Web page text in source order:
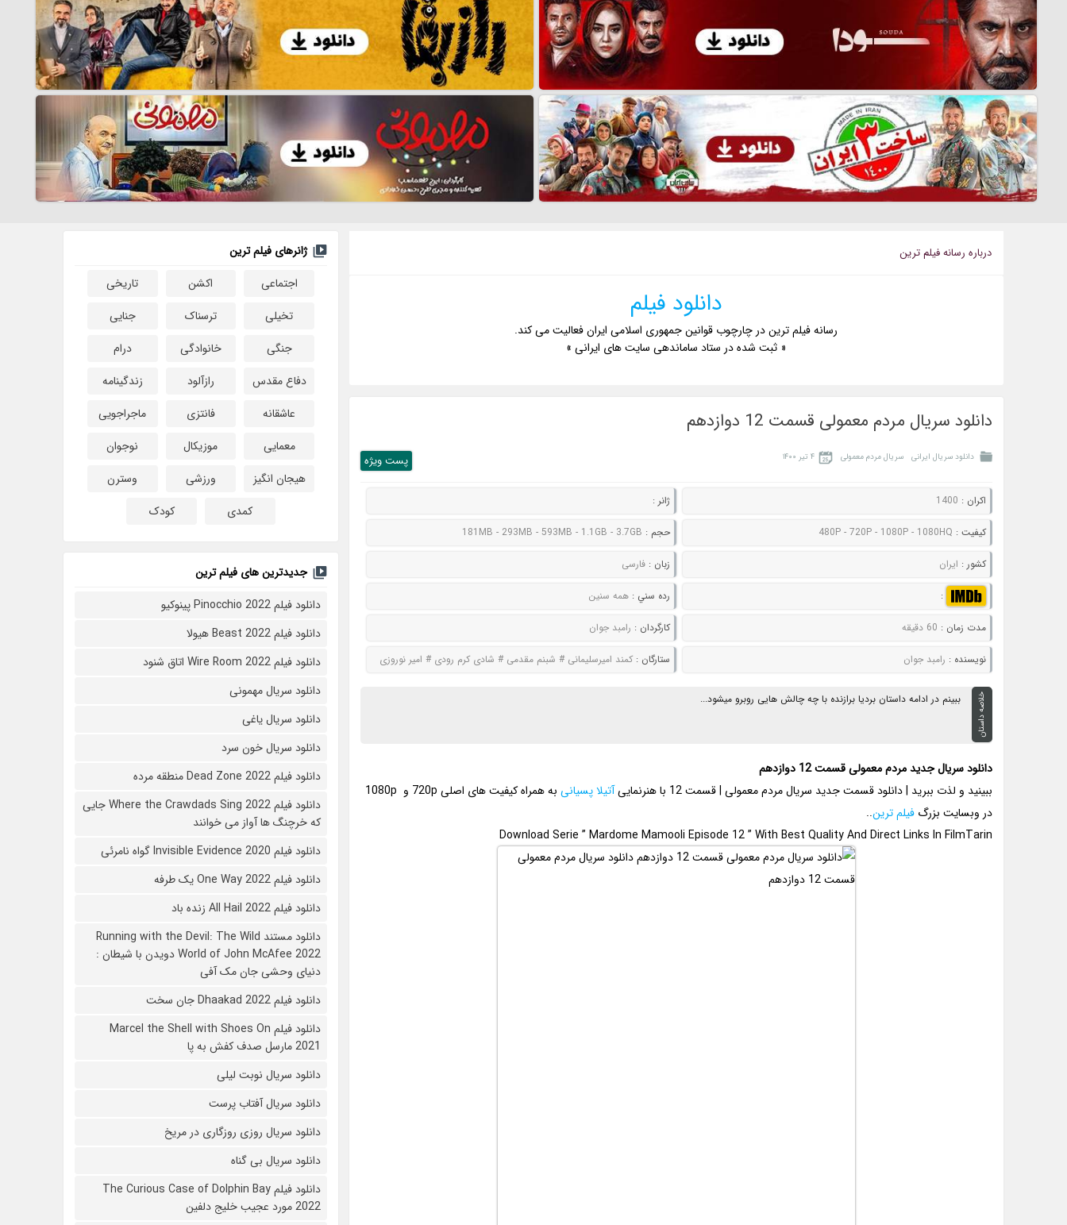
درباره رسانه فيلم ترين
دانلود فیلم
رسانه فیلم ترین در چارچوب قوانین جمهوری اسلامی ایران فعالیت می کند.
« ثبت شده در ستاد ساماندهی سایت های ایرانی »
دانلود سریال مردم معمولی قسمت 12 دوازدهم
دانلود سریال ایرانی سریال مردم معمولی ۴ تیر ۱۴۰۰ پست ويژه
اکران : 1400 ژانر :
کيفيت : 480P - 720P - 1080P - 1080HQ حجم : 181MB - 293MB - 593MB - 1.1GB - 3.7GB
کشور : ایران زبان :فارسی
: رده سني :همه سنین
مدت زمان : 60 دقیقه کارگردان : رامبد جوان
نويسنده : رامبد جوان ستارگان :کمند امیرسلیمانی # شبنم مقدمی # شادی کرم رودی # امیر نوروزی
خلاصه داستان ببینم در ادامه داستان بردیا برازنده با چه چالش هایی روبرو میشود...
دانلود سریال جدید مردم معمولی قسمت 12 دوازدهم
ببینید و لذت ببرید | دانلود قسمت جدید سریال مردم معمولی | قسمت 12 با هنرنمایی
آتیلا پسیانی
به همراه کیفیت های اصلی 720p و 1080p
در وبسایت بزرگفیلم ترین..
Download Serie ” Mardome Mamooli Episode 12 ” With Best Quality And Direct Links In FilmTarin
ژانرهای فیلم ترین
اجتماعی
اکشن
تاریخی
تخیلی
ترسناک
جنایی
جنگی
خانوادگی
درام
دفاع مقدس
رازآلود
زندگینامه
عاشقانه
فانتزی
ماجراجویی
معمایی
موزیکال
نوجوان
هیجان انگیز
ورزشی
وسترن
کمدی
کودک
جدیدترین های فیلم ترین
دانلود فیلم Pinocchio 2022 پینوکیو
دانلود فیلم Beast 2022 هیولا
دانلود فیلم Wire Room 2022 اتاق شنود
دانلود سریال مهمونی
دانلود سریال یاغی
دانلود سریال خون سرد
دانلود فیلم 2022 Dead Zone منطقه مرده
دانلود فیلم Where the Crawdads Sing 2022 جایی
که خرچنگ ها آواز می خوانند
دانلود فیلم 2020 Invisible Evidence گواه نامرئی
دانلود فیلم One Way 2022 یک طرفه
دانلود فیلم All Hail 2022 زنده باد
دانلود مستند Running with the Devil: The Wild
World of John McAfee 2022 دویدن با شیطان :
دنیای وحشی جان مک آفی
دانلود فیلم Dhaakad 2022 جان سخت
دانلود فیلم Marcel the Shell with Shoes On
2021 مارسل صدف کفش به پا
دانلود سریال نوبت لیلی
دانلود سریال آفتاب پرست
دانلود سریال روزی روزگاری در مریخ
دانلود سریال بی گناه
دانلود فیلم The Curious Case of Dolphin Bay
2022 مورد عجیب خلیج دلفین